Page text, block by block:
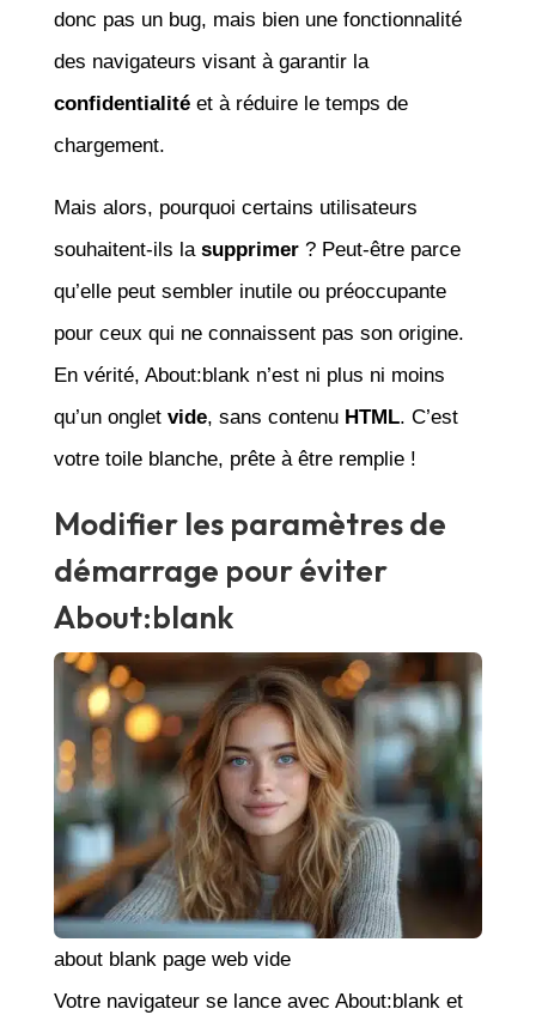
donc pas un bug, mais bien une fonctionnalité
des navigateurs visant à garantir la
confidentialitéet à réduire le temps de
chargement.
Mais alors, pourquoi certains utilisateurs
souhaitent-ils la supprimer? Peut-être parce
qu’elle peut sembler inutile ou préoccupante
pour ceux qui ne connaissent pas son origine.
En vérité, About:blank n’est ni plus ni moins
qu’un onglet vide, sans contenu HTML. C’est
votre toile blanche, prête à être remplie !
Modifier les paramètres de
démarrage pour éviter
About:blank
about blank page web vide
Votre navigateur se lance avec About:blank et